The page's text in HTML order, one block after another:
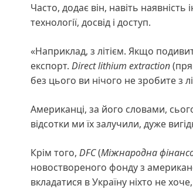
Часто, додає він, навіть наявність
технології, досвід і доступ.
«Наприклад, з літієм. Якщо
експорт. Direct lithium extraction
без цього ви нічого не зробите з
Американці, за його словами,
відсотки ми їх залучили, дуже
Крім того, DFC(Міжнародна
новоствореного фонду з
вкладатися в Україну ніхто не